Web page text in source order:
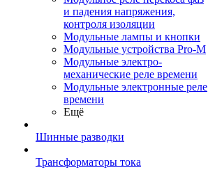
и падения напряжения,
контроля изоляции
Модульные лампы и кнопки
Модульные устройства Pro-M
Модульные электро-
механические реле времени
Модульные электронные реле
времени
Ещё
Шинные разводки
Трансформаторы тока